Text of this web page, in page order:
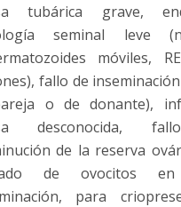
tubárica grave,
seminal leve
móviles,
fallo de
o de donante),
desconocida,
de la reserva
de ovocitos
para